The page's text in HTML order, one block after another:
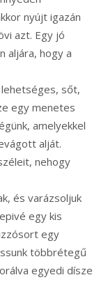
nyújt igazán
azt. Egy jó
aljára, hogy a
sőt,
egy menetes
amelyekkel
alját.
nehogy
és varázsoljuk
egy kis
egy
többrétegű
egyedi dísze